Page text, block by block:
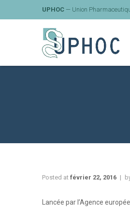
UPHOC — Union
Posted at février 22, 2016
Lancée par l’Agence